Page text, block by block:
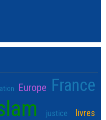
Europe France
justice livres